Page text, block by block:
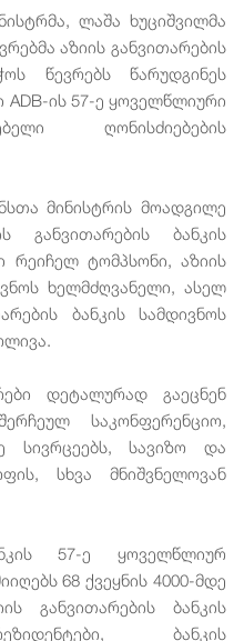
ლაშა ხუციშვილმა
აზიის განვითარების
წევრებს წარუდგინეს
ის 57-ე ყოველწლიური
ღონისძიებების
მინისტრის მოადგილე
განვითარების ბანკის
რეიჩელ ტომპსონი, აზიის
ხელმძღვანელი, ასელ
ბანკის სამდივნოს
დეტალურად გაეცნენ
საკონფერენციო,
სივრცეებს, სავიზო და
სხვა მნიშვნელოვან
57-ე ყოველწლიურ
68 ქვეყნის 4000-მდე
განვითარების ბანკის
ბანკის